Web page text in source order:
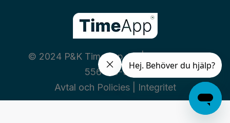
© 2024 P&K TimeApp AB | Org nummer:
556460-3669
Avtal och Policies| Integritet